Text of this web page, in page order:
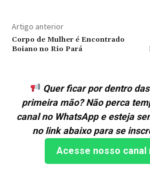
Artigo anterior
Corpo de Mulher é Encontrado
Boiano no Rio Pará
Quer ficar por dentro
primeira mão? Não perca
canal no WhatsApp e esteja
no link abaixo para se
Acesse nosso canal